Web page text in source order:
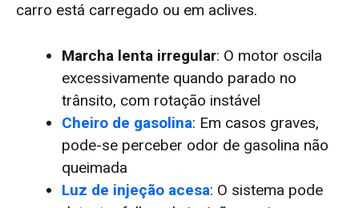
carro está carregado ou em aclives.
Marcha lenta irregular: O motor oscila
excessivamente quando parado no
trânsito, com rotação instável
Cheiro de gasolina: Em casos graves,
pode-se perceber odor de gasolina não
queimada
Luz de injeção acesa: O sistema pode